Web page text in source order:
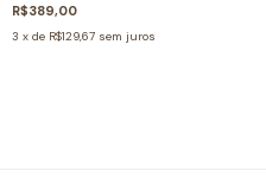
R$389,00
3 x de R$129,67 sem juros